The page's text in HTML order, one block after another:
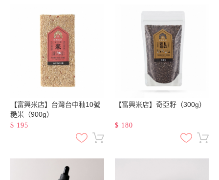
【富興米店】台灣台中秈10號
糙米（900g）
$ 195
【富興米店】奇亞籽（300g）
$ 180